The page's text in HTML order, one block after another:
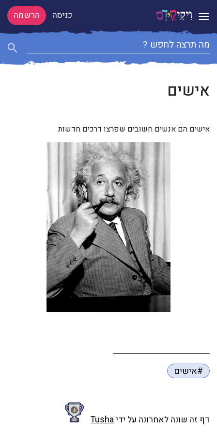
Toggle navigation כניסה הרשמה
אישים
אישים הם אנשים חשובים שפרצו דרכים חדשות
#אישים
דף זה שונה לאחרונה על ידיTusha